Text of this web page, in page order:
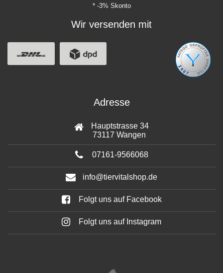
* -3% Skonto
Wir versenden mit
Adresse
Hauptstrasse 34
73117 Wangen
07161-9566068
info@tiervitalshop.de
Folgt uns auf Facebook
Folgt uns auf Instagram